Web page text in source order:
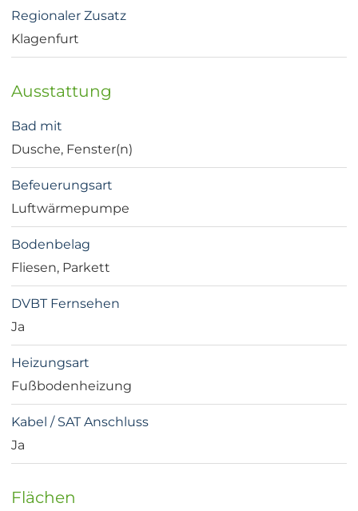
Regionaler Zusatz
Klagenfurt
Ausstattung
Bad mit
Dusche, Fenster(n)
Befeuerungsart
Luftwärmepumpe
Bodenbelag
Fliesen, Parkett
DVBT Fernsehen
Ja
Heizungsart
Fußbodenheizung
Kabel / SAT Anschluss
Ja
Flächen